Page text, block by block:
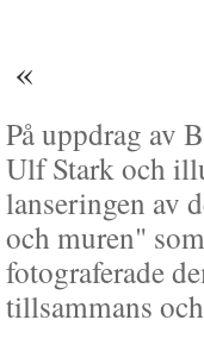
«
På uppdrag av
Ulf Stark och
lanseringen av
och muren"
fotograferade
tillsammans